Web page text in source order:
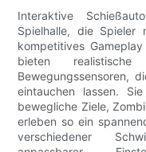
Interaktive
Spielhalle, die Spieler
kompetitives
bieten
Bewegungssensoren,
eintauchen lassen.
bewegliche Ziele,
erleben so ein
verschiedener